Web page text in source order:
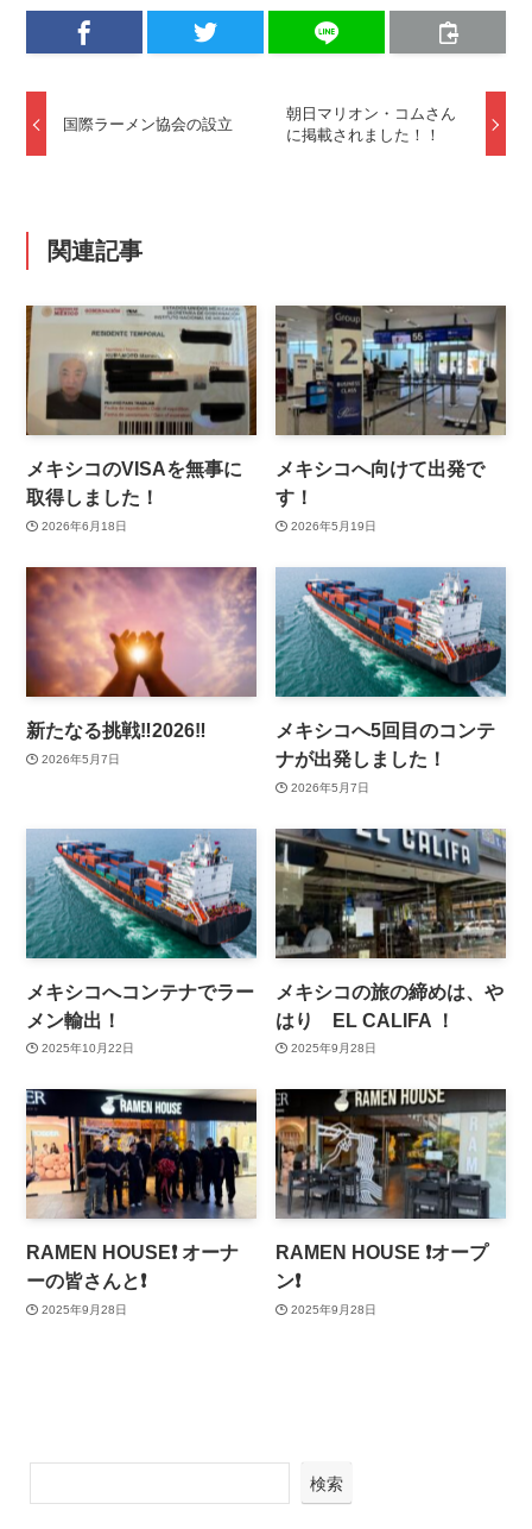
国際ラーメン協会の設立
朝日マリオン・コムさん
に掲載されました！！
関連記事
メキシコのVISAを無事に
取得しました！
2026年6月18日
メキシコへ向けて出発で
す！
2026年5月19日
新たなる挑戦‼️2026‼️
2026年5月7日
メキシコへ5回目のコンテ
ナが出発しました！
2026年5月7日
メキシコへコンテナでラー
メン輸出！
2025年10月22日
メキシコの旅の締めは、や
はり EL CALIFA ！
2025年9月28日
RAMEN HOUSE❗️ オーナ
ーの皆さんと❗️
2025年9月28日
RAMEN HOUSE ❗️オープ
ン❗️
2025年9月28日
検索